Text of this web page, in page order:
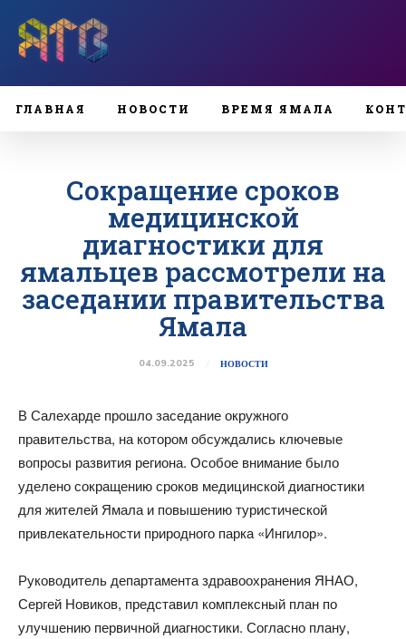
ГЛАВНАЯ НОВОСТИ ВРЕМЯ ЯМАЛА
Сокращение сроков
медицинской
диагностики для
ямальцев рассмотрели на
заседании правительства
Ямала
04.09.2025 НОВОСТИ
В Салехарде прошло заседание окружного
правительства, на котором обсуждались ключевые
вопросы развития региона. Особое внимание было
уделено сокращению сроков медицинской диагностики
для жителей Ямала и повышению туристической
привлекательности природного парка «Ингилор».
Руководитель департамента здравоохранения ЯНАО,
Сергей Новиков, представил комплексный план по
улучшению первичной диагностики. Согласно плану,